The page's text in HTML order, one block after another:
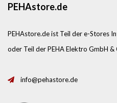
PEHAstore.de
PEHAstore.de ist Teil der e-Stores
oder Teil der PEHA Elektro GmbH &
info@pehastore.de